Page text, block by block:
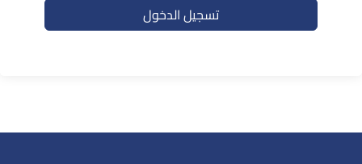
تسجيل الدخول